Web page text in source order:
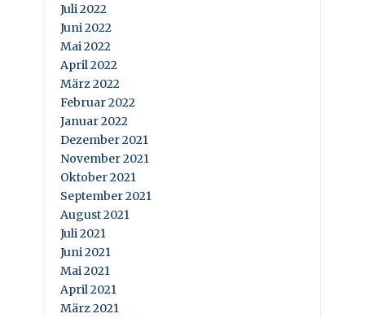
Juli 2022
Juni 2022
Mai 2022
April 2022
März 2022
Februar 2022
Januar 2022
Dezember 2021
November 2021
Oktober 2021
September 2021
August 2021
Juli 2021
Juni 2021
Mai 2021
April 2021
März 2021